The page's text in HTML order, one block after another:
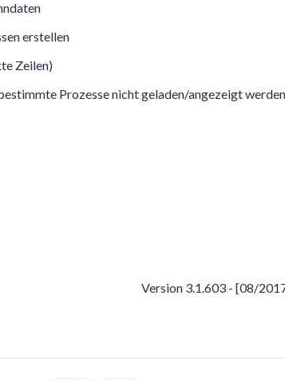
erstellen
Zeilen)
Prozesse nicht geladen/angezeigt
Version 3.1.603 - [08/